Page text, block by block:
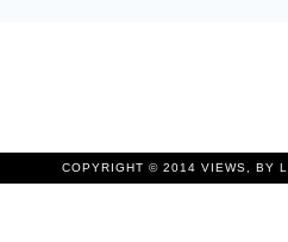
COPYRIGHT © 2014 VIEWS, BY